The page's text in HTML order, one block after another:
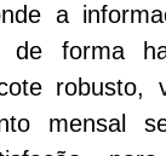
a
de forma
robusto,
mensal